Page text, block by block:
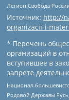
Легион Свобода
Источник: http://
organizacii-i-
* Перечень
организаций в
вступившее в
запрете
Национал-
Родовой Державы